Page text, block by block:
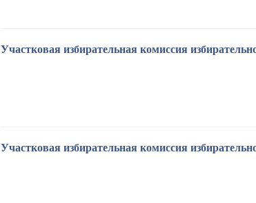
Участковая избирательная комиссия
Участковая избирательная комиссия